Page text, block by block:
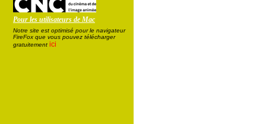
Pour les utilisateurs de Mac
Notre site est optimisé pour le navigateur
FireFox que vous pouvez télécharger
gratuitement ici